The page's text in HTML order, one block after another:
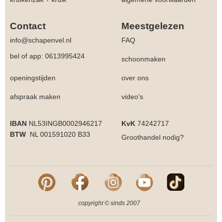
Contact Meestgelezen
info@schapenvel.nl
FAQ
bel of app: 0613995424
schoonmaken
openingstijden over ons
afspraak maken video's
IBAN NL53INGB0002946217 KvK 74242717
BTW NL 001591020 B33 Groothandel nodig?
copyright © sinds 2007